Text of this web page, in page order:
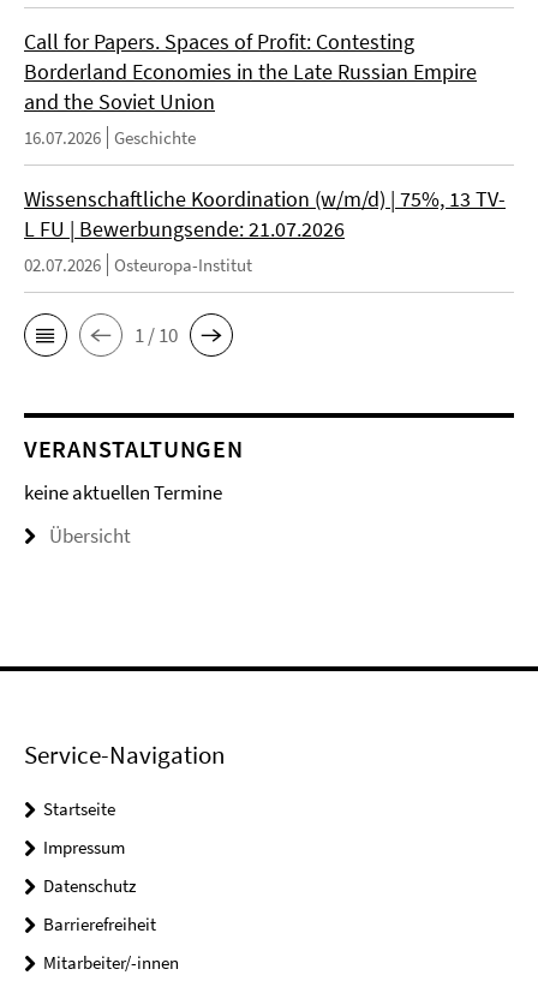
Call for Papers. Spaces of Profit: Contesting
Borderland Economies in the Late Russian Empire
and the Soviet Union
16.07.2026 Geschichte
Wissenschaftliche Koordination (w/m/d) | 75%, 13 TV-
L FU | Bewerbungsende: 21.07.2026
02.07.2026 Osteuropa-Institut
1 / 10
VERANSTALTUNGEN
keine aktuellen Termine
Übersicht
Service-Navigation
Startseite
Impressum
Datenschutz
Barrierefreiheit
Mitarbeiter/-innen